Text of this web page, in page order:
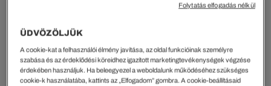
ÜDVÖZÖLJÜK
A cookie-kat a felhasználói élmény javítása, az oldal funkcióinak személyre
szabása és az érdeklődési köreidhez igazított marketingtevékenységek végzése
érdekében használjuk. Ha beleegyezel a weboldalunk működéséhez szükséges
cookie-k használatába, kattints az „Elfogadom” gombra. A cookie-beállításaid
Folytatás elfogadás nélkül